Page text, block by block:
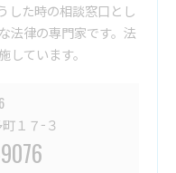
した時の相談窓口とし
法律の専門家です。法
ています。
１７−３